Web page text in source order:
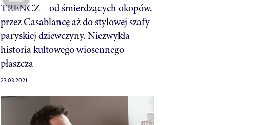
TRENCZ – od śmierdzących okopów,
przez Casablancę aż do stylowej szafy
paryskiej dziewczyny. Niezwykła
historia kultowego wiosennego
płaszcza
23.03.2021